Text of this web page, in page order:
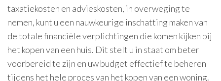
taxatiekosten en advieskosten, in overweging te
nemen, kunt u een nauwkeurige inschatting maken van
de totale financiële verplichtingen die komen kijken bij
het kopen van een huis. Dit stelt u in staat om beter
voorbereid te zijn en uw budget effectief te beheren
tijdens het hele proces van het kopen van een woning.